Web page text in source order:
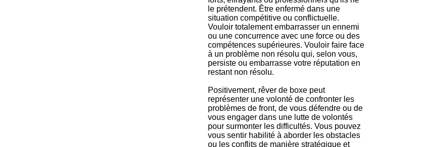
le prétendent. Être enfermé dans une
situation compétitive ou conflictuelle.
Vouloir totalement embarrasser un ennemi
ou une concurrence avec une force ou des
compétences supérieures. Vouloir faire face
à un problème non résolu qui, selon vous,
persiste ou embarrasse votre réputation en
restant non résolu.
Positivement, rêver de boxe peut
représenter une volonté de confronter les
problèmes de front, de vous défendre ou de
vous engager dans une lutte de volontés
pour surmonter les difficultés. Vous pouvez
vous sentir habilité à aborder les obstacles
ou les conflits de manière stratégique et